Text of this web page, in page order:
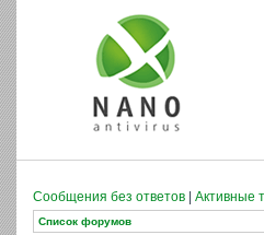
Сообщения без ответов Активные
Список форумов